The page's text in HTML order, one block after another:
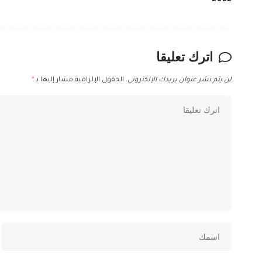
اترك تعليقا
لن يتم نشر عنوان بريدك الإلكتروني. الحقول الإلزامية مشار إليها بـ *